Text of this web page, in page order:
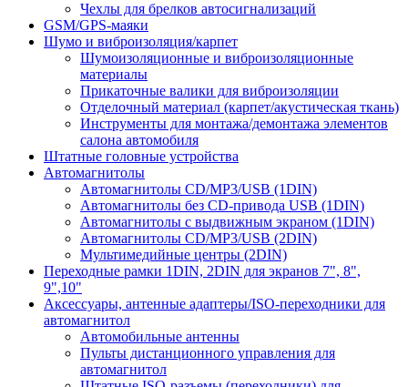
Чехлы для брелков автосигнализаций
GSM/GPS-маяки
Шумо и виброизоляция/карпет
Шумоизоляционные и виброизоляционные
материалы
Прикаточные валики для виброизоляции
Отделочный материал (карпет/акустическая ткань)
Инструменты для монтажа/демонтажа элементов
салона автомобиля
Штатные головные устройства
Автомагнитолы
Автомагнитолы CD/MP3/USB (1DIN)
Автомагнитолы без CD-привода USB (1DIN)
Автомагнитолы с выдвижным экраном (1DIN)
Автомагнитолы CD/MP3/USB (2DIN)
Мультимедийные центры (2DIN)
Переходные рамки 1DIN, 2DIN для экранов 7", 8",
9",10"
Аксессуары, антенные адаптеры/ISO-переходники для
автомагнитол
Автомобильные антенны
Пульты дистанционного управления для
автомагнитол